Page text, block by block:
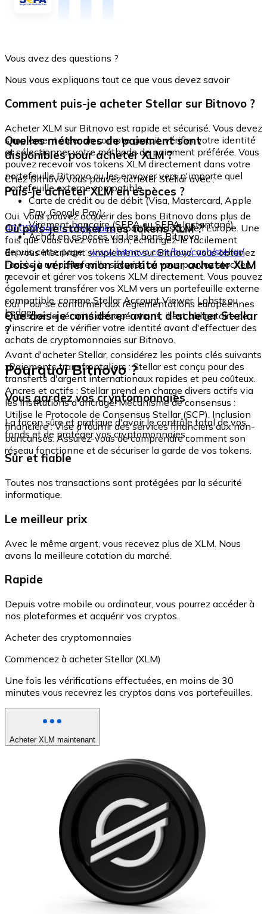
Vous avez des questions ?
Nous vous expliquons tout ce que vous devez savoir
Comment puis-je acheter Stellar sur Bitnovo ?
Acheter XLM sur Bitnovo est rapide et sécurisé. Vous devez
simplement créer un compte gratuit, vérifier votre identité
et sélectionner votre méthode de paiement préférée. Vous
pouvez recevoir vos tokens XLM directement dans votre
portefeuille Bitnovo ou les envoyer vers n'importe quel
portefeuille externe compatible.
Quelles méthodes de paiement sont
disponibles pour acheter XLM ?
Chez Bitnovo vous pouvez acheter Stellar avec :
Carte de crédit ou de débit (Visa, Mastercard, Apple
Pay, Google Pay)
Virement bancaire (SEPA ou SEPA Instantané)
Achat en espèces via les bons Bitnovo
Puis-je acheter XLM en espèces ?
Oui. Vous pouvez acquérir des bons Bitnovo dans plus de
40 000 points physiquesrépartis dans toute l'Europe. Une
fois que vous avez votre bon, échangez-le facilement
depuis cette page :www.bitnovo.com/buy/cash/stellar/
Où puis-je stocker mes tokens XLM ?
En vous inscrivant simplement sur Bitnovo, vous obtenez
l'accès à un portefeuille sécurisé où vous pouvez stocker,
recevoir et gérer vos tokens XLM directement. Vous pouvez
également transférer vos XLM vers un portefeuille externe
compatible, comme Stellar Account Viewer, Lobstr ou
Ledger.
Dois-je vérifier mon identité pour acheter XLM
?
Oui. Pour se conformer aux réglementations européennes
et assurer la sécurité des opérations, il est obligatoire de
s'inscrire et de vérifier votre identité avant d'effectuer des
achats de cryptomonnaies sur Bitnovo.
Que dois-je considérer avant d'acheter Stellar
?
Avant d'acheter Stellar, considérez les points clés suivants
: Paiements transfrontaliers : Stellar est conçu pour des
transferts d'argent internationaux rapides et peu coûteux.
Ancres et actifs : Stellar prend en charge divers actifs via
les institutions d'ancrage. Mécanisme de consensus :
Utilise le Protocole de Consensus Stellar (SCP). Inclusion
financière : Vise à fournir des services financiers aux non-
bancarisés. Assurez-vous de comprendre comment son
réseau fonctionne et de sécuriser la garde de vos tokens.
Pourquoi Bitnovo ?
Vous gardez vos cryptomonnaies
La façon sûre et pratique d'avoir le contrôle total de vos
fonds et de protéger vos cryptomonnaies.
Sûr et fiable
Toutes nos transactions sont protégées par la sécurité
informatique.
Le meilleur prix
Avec le même argent, vous recevez plus de XLM. Nous
avons la meilleure cotation du marché.
Rapide
Depuis votre mobile ou ordinateur, vous pourrez accéder à
nos plateformes et acquérir vos cryptos.
Acheter des cryptomonnaies
Commencez à acheter Stellar (XLM)
Une fois les vérifications effectuées, en moins de 30
minutes vous recevrez les cryptos dans vos portefeuilles.
Acheter XLM maintenant